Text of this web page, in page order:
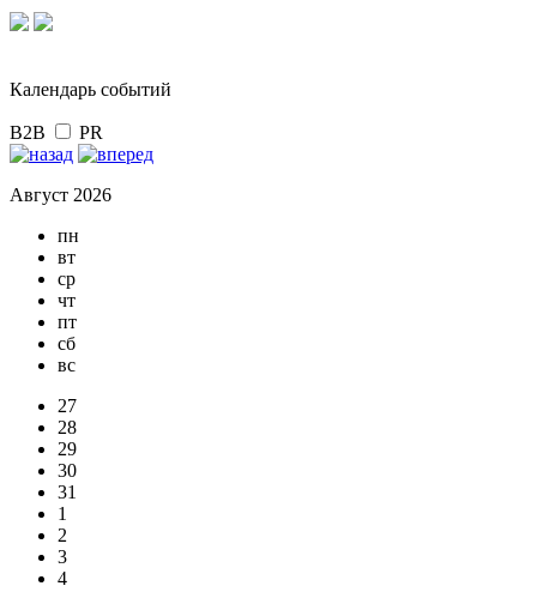
Календарь событий
B2B PR
Август 2026
пн
вт
ср
чт
пт
сб
вс
27
28
29
30
31
1
2
3
4